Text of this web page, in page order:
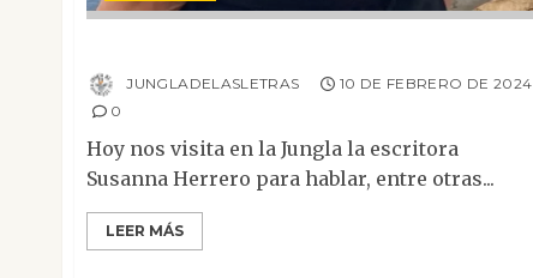
JUNGLADELASLETRAS
10 DE FEBRERO DE 2024
0
Hoy nos visita en la Jungla la escritora
Susanna Herrero para hablar, entre otras...
LEER MÁS